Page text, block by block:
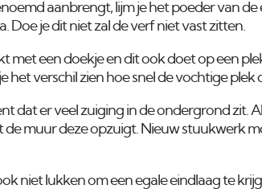
aanbrengt, lijm je het poeder van
Doe je dit niet zal de verf niet vast zitten.
met een doekje en dit ook doet op een
het verschil zien hoe snel de vochtige plek
dat er veel zuiging in de ondergrond zit.
muur deze opzuigt. Nieuw stuukwerk
niet lukken om een egale eindlaag te